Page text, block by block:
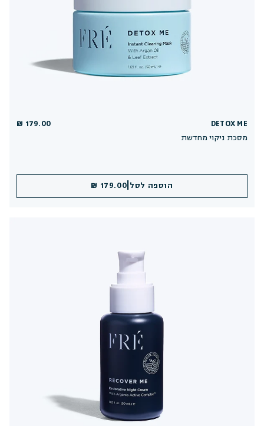
DETOX ME
מסכת ניקוי מחדשת
179.00 ₪
הוספה לסל 179.00 ₪